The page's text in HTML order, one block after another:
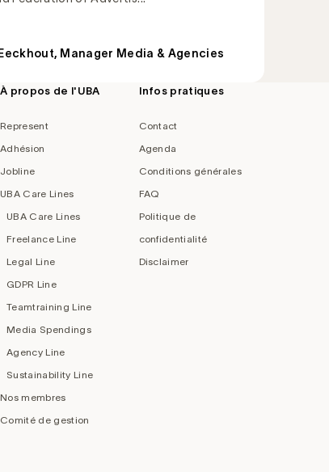
Manager Media & Agencies
À propos de l'UBA
Represent
Adhésion
Jobline
UBA Care Lines
UBA Care Lines
Freelance Line
Legal Line
GDPR Line
Teamtraining Line
Media Spendings
Agency Line
Sustainability Line
Nos membres
Comité de gestion
Infos pratiques
Contact
Agenda
Conditions générales
FAQ
Politique de
confidentialité
Disclaimer